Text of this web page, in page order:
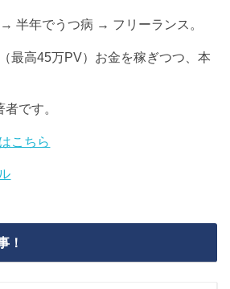
半年でうつ病 → フリーランス。
最高45万PV）お金を稼ぎつつ、本
者です。
こちら
！